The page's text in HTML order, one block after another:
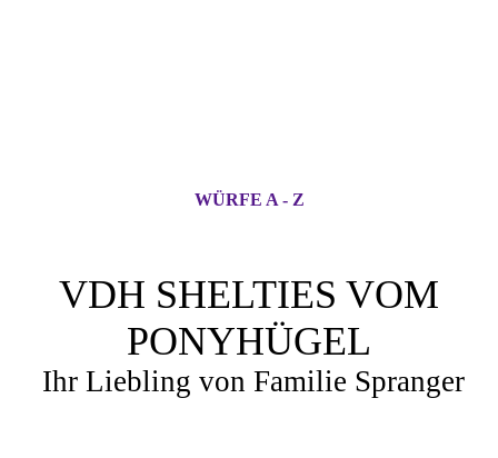
WÜRFE A - Z
VDH SHELTIES VOM
PONYHÜGEL
Ihr Liebling von Familie Spranger